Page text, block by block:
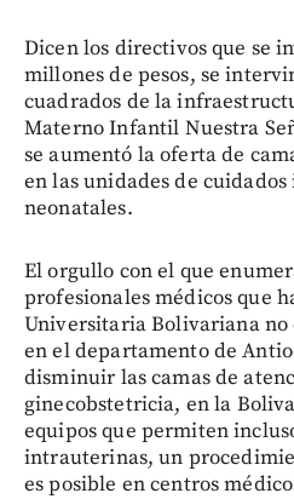
Dicen los directivos que se
millones de pesos, se
cuadrados de la
Materno Infantil Nuestra
se aumentó la oferta de
en las unidades de
neonatales.
El orgullo con el que
profesionales médicos que
Universitaria Bolivariana
en el departamento de
disminuir las camas de
ginecobstetricia, en la
equipos que permiten
intrauterinas, un
es posible en centros